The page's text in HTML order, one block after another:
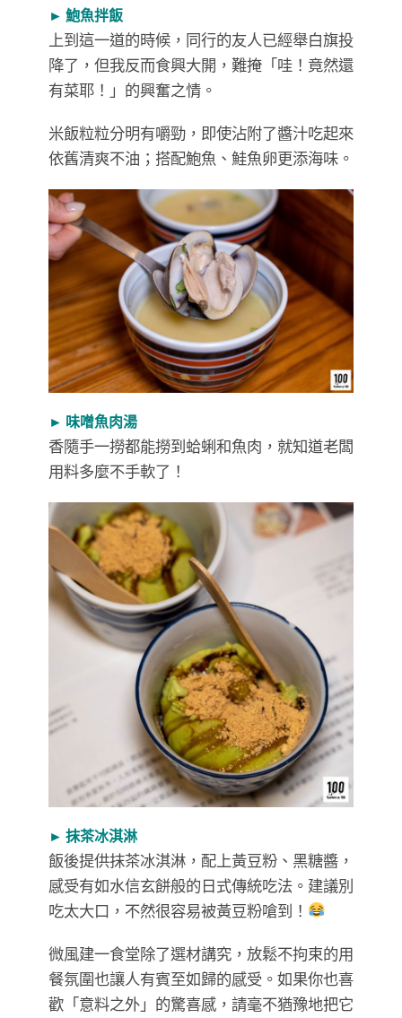
► 鮑魚拌飯
上到這一道的時候，同行的友人已經舉白旗投
降了，但我反而食興大開，難掩「哇！竟然還
有菜耶！」的興奮之情。
米飯粒粒分明有嚼勁，即使沾附了醬汁吃起來
依舊清爽不油；搭配鮑魚、鮭魚卵更添海味。
► 味噌魚肉湯
香隨手一撈都能撈到蛤蜊和魚肉，就知道老闆
用料多麼不手軟了！
► 抹茶冰淇淋
飯後提供抹茶冰淇淋，配上黃豆粉、黑糖醬，
感受有如水信玄餅般的日式傳統吃法。建議別
吃太大口，不然很容易被黃豆粉嗆到！
微風建一食堂除了選材講究，放鬆不拘束的用
餐氛圍也讓人有賓至如歸的感受。如果你也喜
歡「意料之外」的驚喜感，請毫不猶豫地把它